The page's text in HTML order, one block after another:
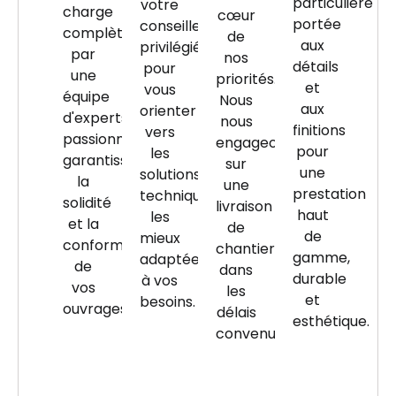
charge
complète
par
une
équipe
d'experts
passionnés,
garantissant
la
solidité
et la
conformité
de
vos
ouvrages.
votre
conseiller
privilégié
pour
vous
orienter
vers
les
solutions
techniques
les
mieux
adaptées
à vos
besoins.
cœur
de
nos
priorités.
Nous
nous
engageons
sur
une
livraison
de
chantier
dans
les
délais
convenus.
portée
aux
détails
et
aux
finitions
pour
une
prestation
haut
de
gamme,
durable
et
esthétique.